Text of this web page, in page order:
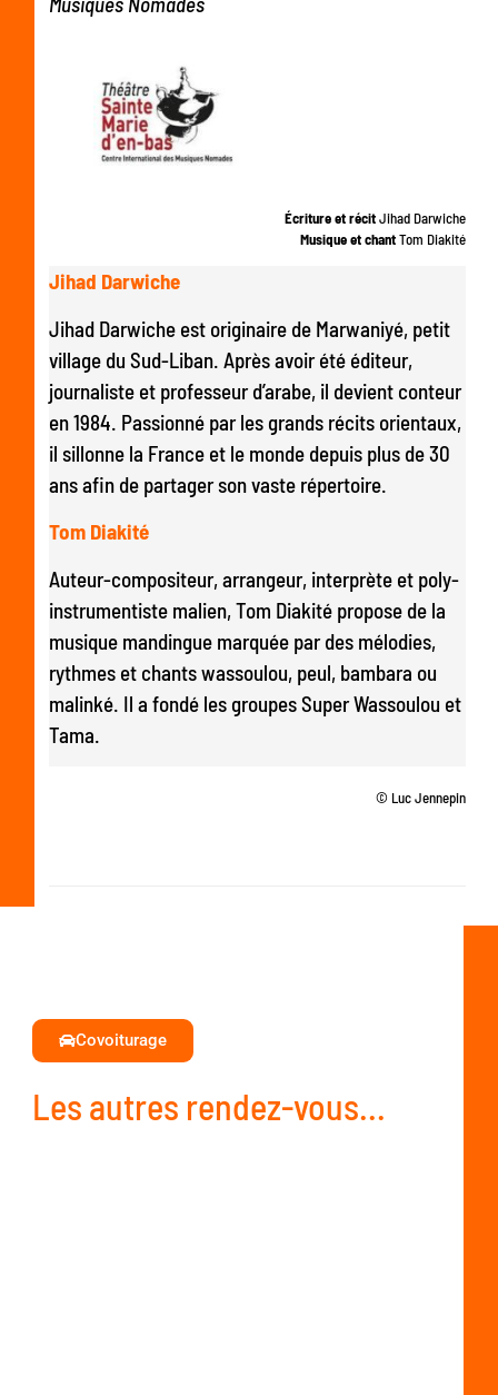
Écriture et récitJihad Darwiche
Musique et chantTom Diakité
Jihad Darwiche
Jihad Darwiche est originaire de Marwaniyé, petit
village du Sud-Liban. Après avoir été éditeur,
journaliste et professeur d’arabe, il devient conteur
en 1984. Passionné par les grands récits orientaux,
il sillonne la France et le monde depuis plus de 30
ans afin de partager son vaste répertoire.
Tom Diakité
Auteur-compositeur, arrangeur, interprète et poly-
instrumentiste malien, Tom Diakité propose de la
musique mandingue marquée par des mélodies,
rythmes et chants wassoulou, peul, bambara ou
malinké. Il a fondé les groupes Super Wassoulou et
Tama.
© Luc Jennepin
Covoiturage
Les autres rendez-vous...